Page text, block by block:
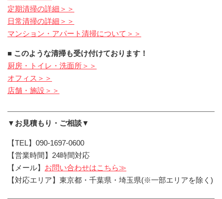
定期清掃の詳細＞＞
日常清掃の詳細＞＞
マンション・アパート清掃について＞＞
■ このような清掃も受け付けております！
厨房・トイレ・洗面所＞＞
オフィス＞＞
店舗・施設＞＞
▼お見積もり・ご相談▼
【TEL】090-1697-0600
【営業時間】24時間対応
【メール】 お問い合わせはこちら≫
【対応エリア】東京都・千葉県・埼玉県(※一部エリアを除く)